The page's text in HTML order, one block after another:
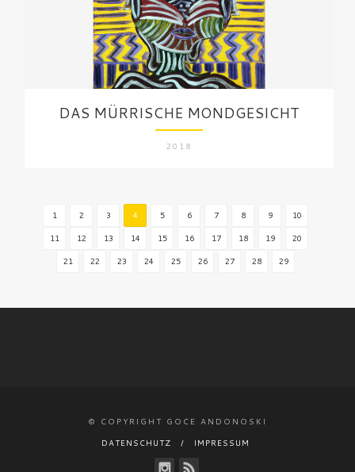
DAS MÜRRISCHE MONDGESICHT
2018
1 2 3 4 5 6 7 8 9 10
11 12 13 14 15 16 17 18 19 20
21 22 23 24 25 26 27 28 29
© COPYRIGHT GOCE ANDONOSKI
DATENSCHUTZ
IMPRESSUM